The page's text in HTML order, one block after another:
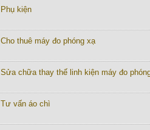
Phụ kiện
Cho thuê máy đo phóng xạ
Sửa chữa thay thế linh kiện máy đo
Tư vấn áo chì